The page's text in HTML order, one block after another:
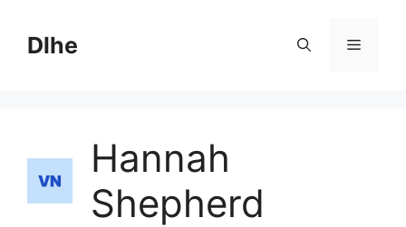
contentDlhe Menu
Hannah
Shepherd